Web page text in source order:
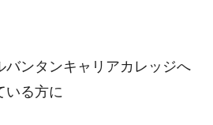
タンキャリアカレッジへ
いる方に